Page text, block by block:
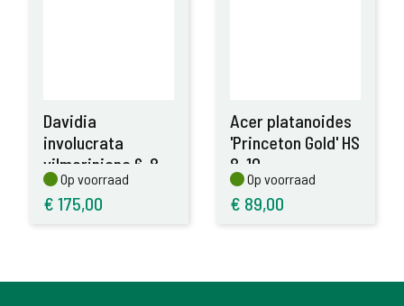
Davidia
involucrata
vilmoriniana 6-8
Op voorraad
Op voorraad
€ 175,00
Acer platanoides
'Princeton Gold' HS
8-10
Op voorraad
Op voorraad
€ 89,00